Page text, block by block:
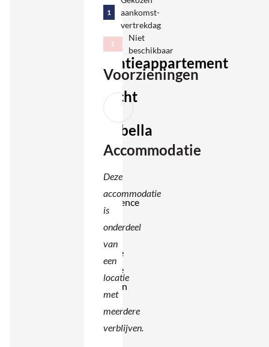
met z’n
Vakantieappartement
met
zeezicht
Riparbella
Deze
agriresidence
meerdere
landelijke
gebouwen
1
aankomst-
vertrekdag
1
Niet
beschikbaar
Voorzieningen
Accommodatie
Deze
accommodatie
is
onderdeel
van
een
locatie
met
meerdere
verblijven.